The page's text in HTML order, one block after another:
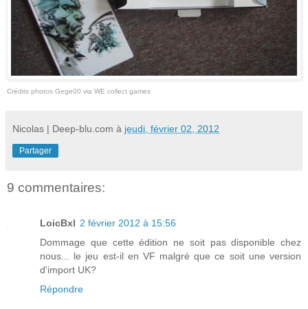
Crédits photos Gege00 via WE collect games
Nicolas | Deep-blu.com à jeudi, février 02, 2012
Partager
9 commentaires:
LoicBxl 2 février 2012 à 15:56
Dommage que cette édition ne soit pas disponible chez
nous... le jeu est-il en VF malgré que ce soit une version
d'import UK?
Répondre